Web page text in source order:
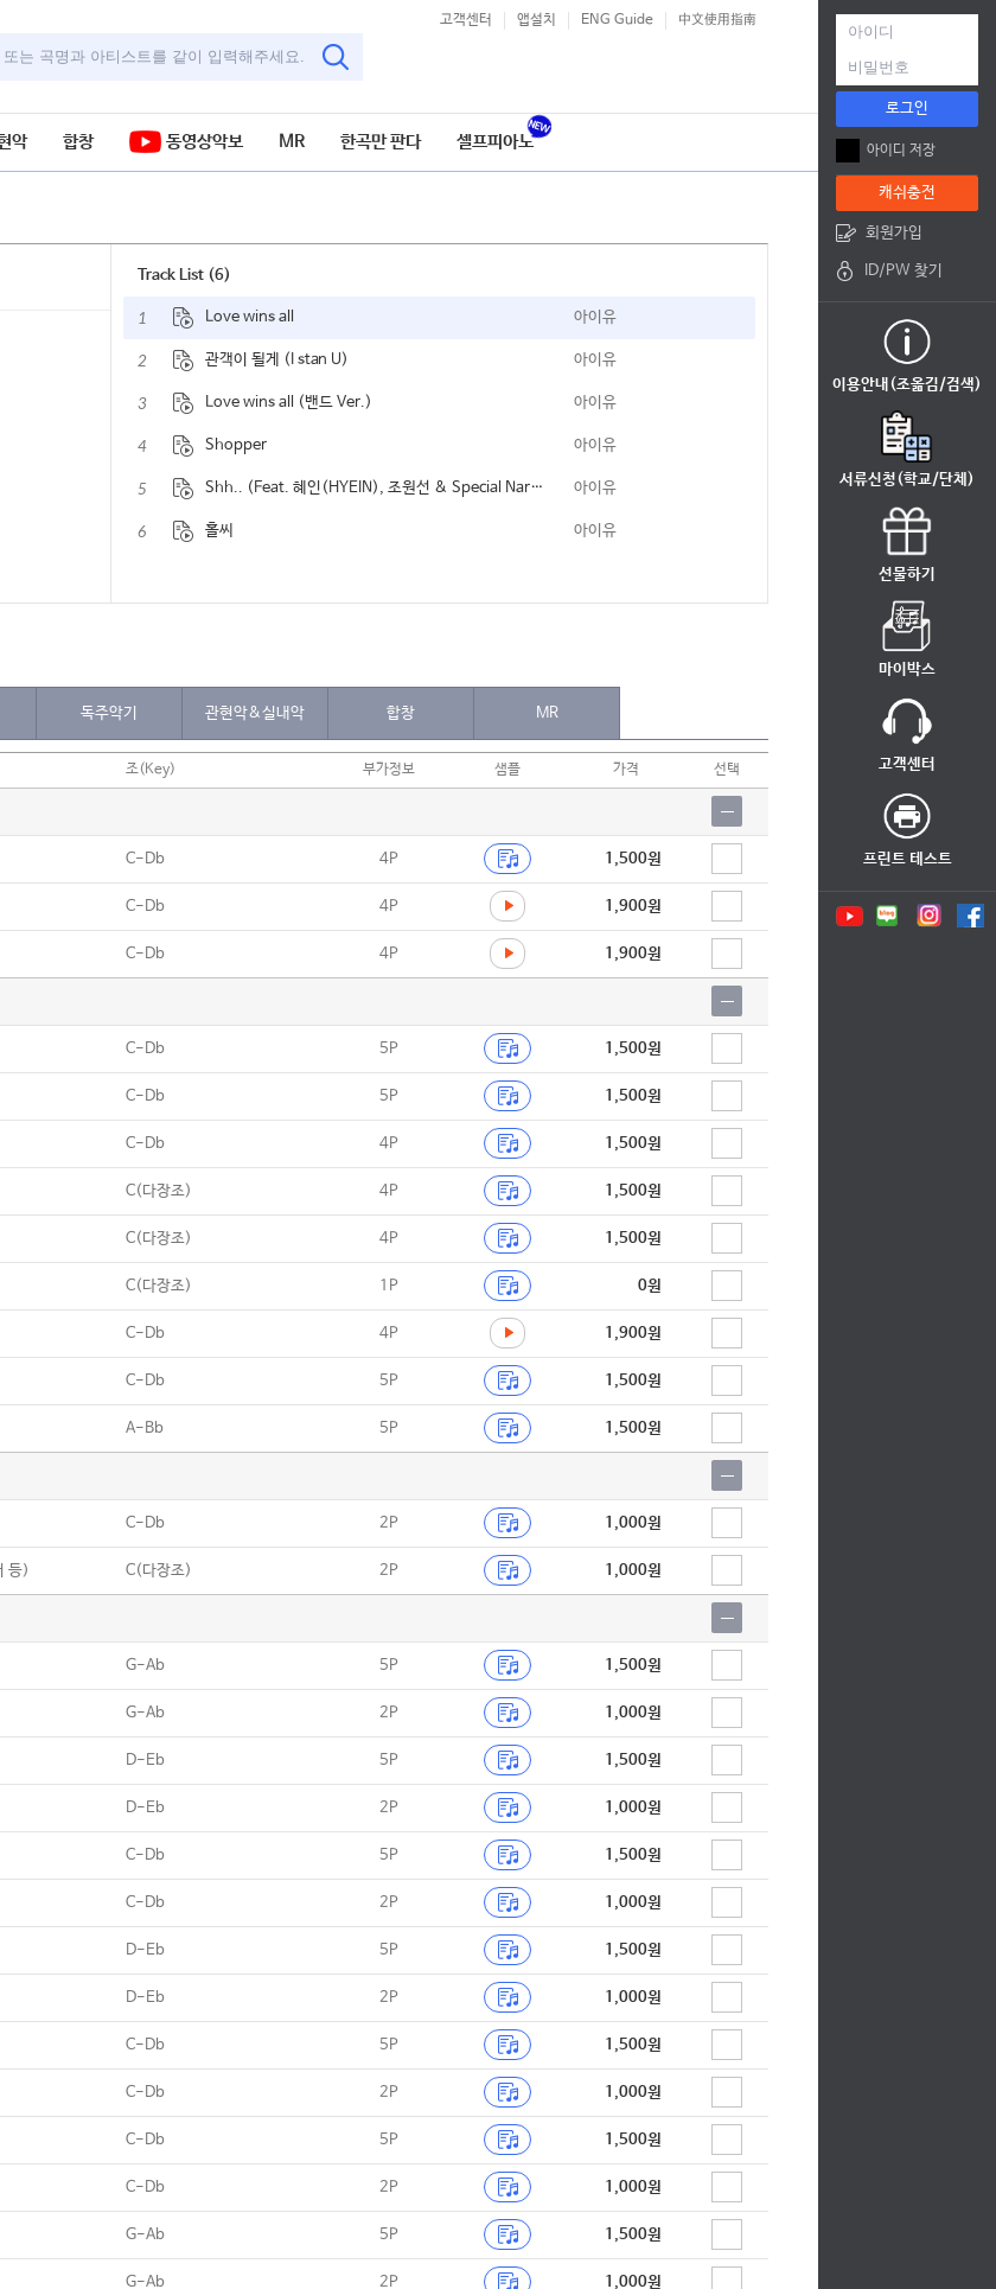
고객센터 앱설치 ENG Guide 中文使用指南
악 합창 동영상악보 MR 한곡만 판다 셀프피아노
Track List (6)
1 Love wins all 아이유
2 관객이 될게 (I stan U) 아이유
3 Love wins all (밴드 Ver.) 아이유
4 Shopper 아이유
5 Shh.. (Feat. 혜인(HYEIN), 조원선 & Special Narr. 패티김) 아이유
6 홀씨 아이유
독주악기 관현악&실내악 합창 MR
조(Key) 부가정보 샘플 가격 선택
C-Db 4P 1,500원
C-Db 4P 1,900원
C-Db 4P 1,900원
C-Db 5P 1,500원
C-Db 5P 1,500원
C-Db 4P 1,500원
C(다장조) 4P 1,500원
C(다장조) 4P 1,500원
C(다장조) 1P 0원
C-Db 4P 1,900원
C-Db 5P 1,500원
A-Bb 5P 1,500원
C-Db 2P 1,000원
등) C(다장조) 2P 1,000원
G-Ab 5P 1,500원
G-Ab 2P 1,000원
D-Eb 5P 1,500원
D-Eb 2P 1,000원
C-Db 5P 1,500원
C-Db 2P 1,000원
D-Eb 5P 1,500원
D-Eb 2P 1,000원
C-Db 5P 1,500원
C-Db 2P 1,000원
C-Db 5P 1,500원
C-Db 2P 1,000원
G-Ab 5P 1,500원
G-Ab 2P 1,000원
로그인
아이디 저장
캐쉬충전
회원가입
ID/PW 찾기
이용안내(조옮김/검색)
서류신청(학교/단체)
선물하기
마이박스
고객센터
프린트 테스트